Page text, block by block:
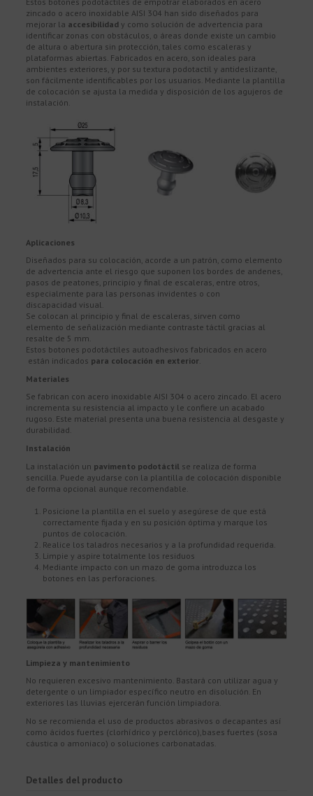
zincado o acero inoxidable AISI 304 han sido diseñados para
mejorar la accesibilidad y como solución de advertencia para
identificar zonas con obstáculos, o áreas donde existe un cambio
de altura o abertura sin protección, tales como escaleras y
plataformas abiertas. Fabricados en acero, son ideales para
ambientes exteriores, y por su textura podotactil y antideslizante,
son fácilmente identificables por los usuarios. Mediante la plantilla
de colocación se ajusta la medida y disposición de los agujeros de
instalación.
Aplicaciones
Diseñados para su colocación, acorde a un patrón, como elemento
de advertencia ante el riesgo que suponen los bordes de andenes,
pasos de peatones, principio y final de escaleras, entre otros,
especialmente para las personas invidentes o con
discapacidad visual.
Se colocan al principio y final de escaleras, sirven como
elemento de señalización mediante contraste táctil gracias al
resalte de 5 mm.
Estos botones podotáctiles autoadhesivos fabricados en acero
están indicados para colocación en exterior.
Materiales
Se fabrican con acero inoxidable AISI 304 o acero zincado. El acero
incrementa su resistencia al impacto y le confiere un acabado
rugoso. Este material presenta una buena resistencia al desgaste y
durabilidad.
Instalación
La instalación un pavimento podotáctil se realiza de forma
sencilla. Puede ayudarse con la plantilla de colocación disponible
de forma opcional aunque recomendable.
Posicione la plantilla en el suelo y asegúrese de que está
correctamente fijada y en su posición óptima y marque los
puntos de colocación.
Realice los taladros necesarios y a la profundidad requerida.
Limpie y aspire totalmente los residuos
Mediante impacto con un mazo de goma introduzca los
botones en las perforaciones.
Limpieza y mantenimiento
No requieren excesivo mantenimiento. Bastará con utilizar agua y
detergente o un limpiador específico neutro en disolución. En
exteriores las lluvias ejercerán función limpiadora.
No se recomienda el uso de productos abrasivos o decapantes así
como ácidos fuertes (clorhídrico y perclórico),bases fuertes (sosa
cáustica o amoniaco) o soluciones carbonatadas.
Detalles del producto